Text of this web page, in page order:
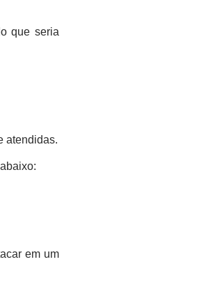
que seria
atendidas.
em um